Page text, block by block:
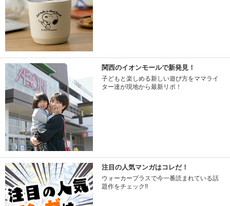
関西のイオンモールで新発見！
子どもと楽しめる新しい遊び方をママライ
ター達が現地から最新リポ！
注目の人気マンガはコレだ！
ウォーカープラスで今一番読まれている話
題作をチェック!!